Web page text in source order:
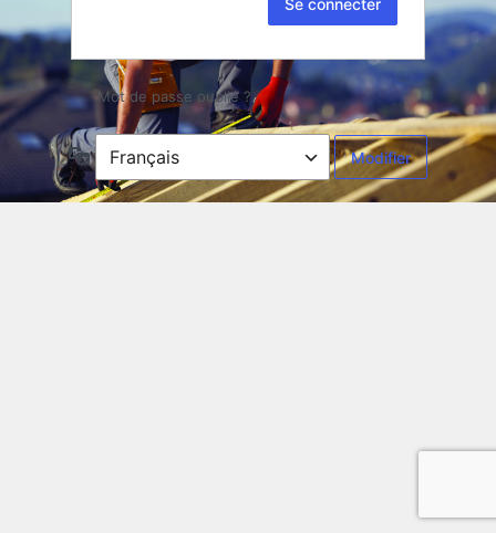
Mot de passe oublié ?
Langue